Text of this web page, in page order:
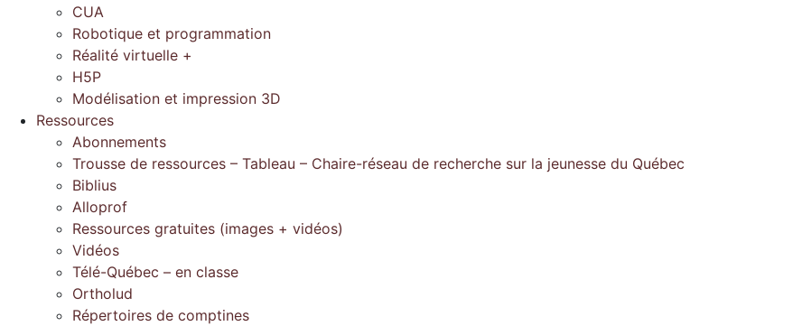
CUA
Robotique et programmation
Réalité virtuelle +
H5P
Modélisation et impression 3D
Ressources
Abonnements
Trousse de ressources – Tableau – Chaire-réseau de recherche sur la jeunesse du Québec
Biblius
Alloprof
Ressources gratuites (images + vidéos)
Vidéos
Télé-Québec – en classe
Ortholud
Répertoires de comptines